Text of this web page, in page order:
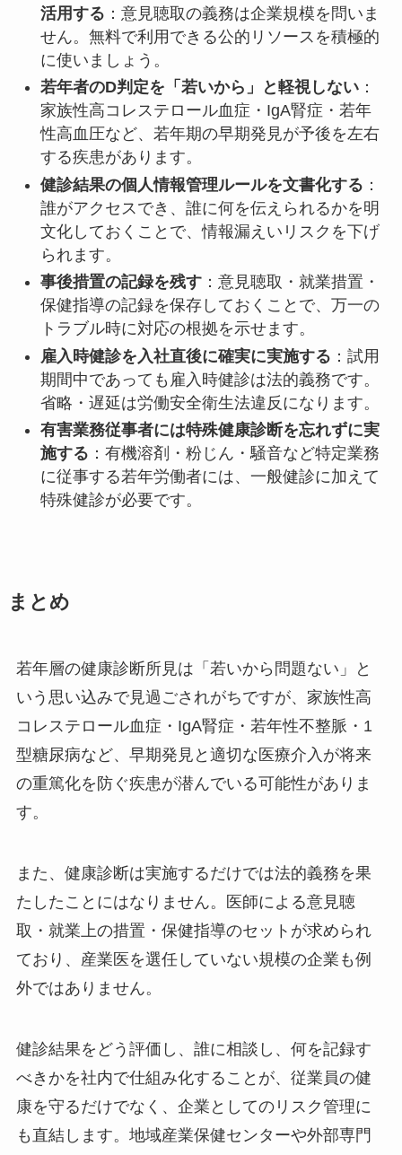
活用する ：意見聴取の義務は企業規模を問いま
せん。無料で利用できる公的リソースを積極的
に使いましょう。
若年者のD判定を「若いから」と軽視しない：
家族性高コレステロール血症・IgA腎症・若年
性高血圧など、若年期の早期発見が予後を左右
する疾患があります。
健診結果の個人情報管理ルールを文書化する ：
誰がアクセスでき、誰に何を伝えられるかを明
文化しておくことで、情報漏えいリスクを下げ
られます。
事後措置の記録を残す：意見聴取・就業措置・
保健指導の記録を保存しておくことで、万一の
トラブル時に対応の根拠を示せます。
雇入時健診を入社直後に確実に実施する ：試用
期間中であっても雇入時健診は法的義務です。
省略・遅延は労働安全衛生法違反になります。
有害業務従事者には特殊健康診断を忘れずに実
施する ：有機溶剤・粉じん・騒音など特定業務
に従事する若年労働者には、一般健診に加えて
特殊健診が必要です。
まとめ
若年層の健康診断所見は「若いから問題ない」と
いう思い込みで見過ごされがちですが、家族性高
コレステロール血症・IgA腎症・若年性不整脈・1
型糖尿病など、早期発見と適切な医療介入が将来
の重篤化を防ぐ疾患が潜んでいる可能性がありま
す。
また、健康診断は実施するだけでは法的義務を果
たしたことにはなりません。医師による意見聴
取・就業上の措置・保健指導のセットが求められ
ており、産業医を選任していない規模の企業も例
外ではありません。
健診結果をどう評価し、誰に相談し、何を記録す
べきかを社内で仕組み化することが、従業員の健
康を守るだけでなく、企業としてのリスク管理に
も直結します。地域産業保健センターや外部専門